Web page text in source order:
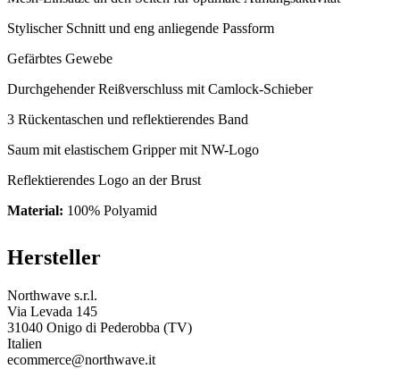
Stylischer Schnitt und eng anliegende Passform
Gefärbtes Gewebe
Durchgehender Reißverschluss mit Camlock-Schieber
3 Rückentaschen und reflektierendes Band
Saum mit elastischem Gripper mit NW-Logo
Reflektierendes Logo an der Brust
Material: 100% Polyamid
Hersteller
Northwave s.r.l.
Via Levada 145
31040 Onigo di Pederobba (TV)
Italien
ecommerce@northwave.it